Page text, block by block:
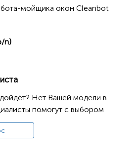
мойщика окон Cleanbot
n)
Нет Вашей модели в
помогут с выбором